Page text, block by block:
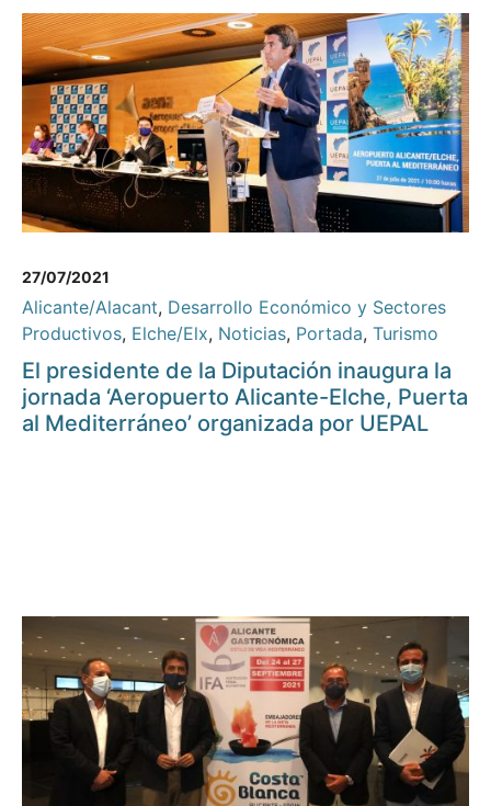
27/07/2021
Alicante/Alacant, Desarrollo Económico y Sectores
Productivos, Elche/Elx, Noticias, Portada, Turismo
El presidente de la Diputación inaugura la
jornada ‘Aeropuerto Alicante-Elche, Puerta
al Mediterráneo’ organizada por UEPAL